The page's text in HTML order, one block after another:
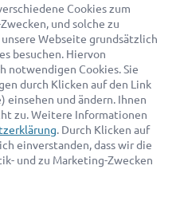
Cookies zum
und solche zu
Webseite grundsätzlich
besuchen. Hiervon
notwendigen Cookies. Sie
durch Klicken auf den Link
einsehen und ändern. Ihnen
zu. Weitere Informationen
. Durch Klicken auf
einverstanden, dass wir die
und zu Marketing-Zwecken